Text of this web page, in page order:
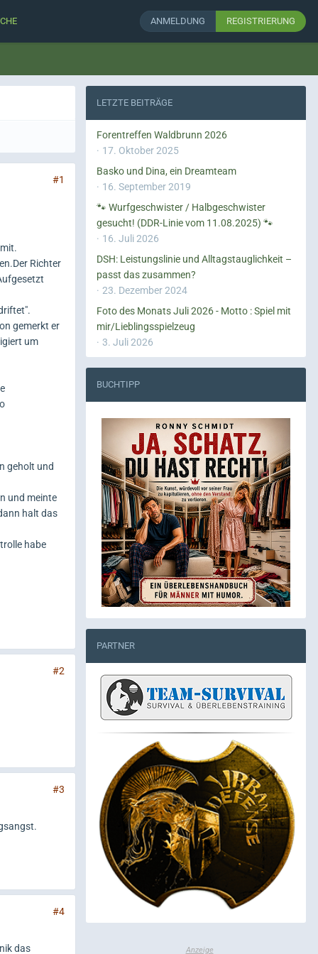
ANMELDUNG REGISTRIERUNG
#1
Richter
gemerkt er
um
geholt und
und meinte
halt das
habe
#2
#3
#4
das
LETZTE BEITRÄGE
Forentreffen Waldbrunn 2026
17. Oktober 2025
Basko und Dina, ein Dreamteam
16. September 2019
🐾 Wurfgeschwister / Halbgeschwister
gesucht! (DDR-Linie vom 11.08.2025) 🐾
16. Juli 2026
DSH: Leistungslinie und Alltagstauglichkeit –
passt das zusammen?
23. Dezember 2024
Foto des Monats Juli 2026 - Motto : Spiel mit
mir/Lieblingsspielzeug
3. Juli 2026
BUCHTIPP
PARTNER